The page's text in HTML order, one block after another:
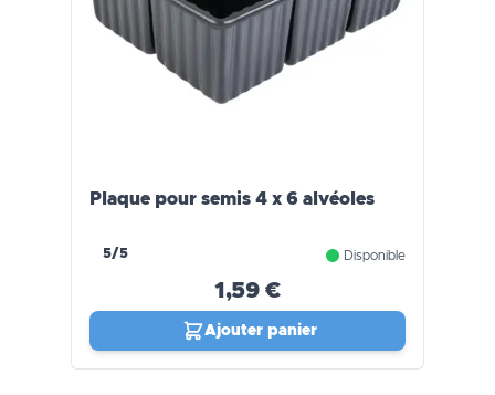
Plaque pour semis 4 x 6 alvéoles
5/5 Disponible
1,59 €
Ajouter panier